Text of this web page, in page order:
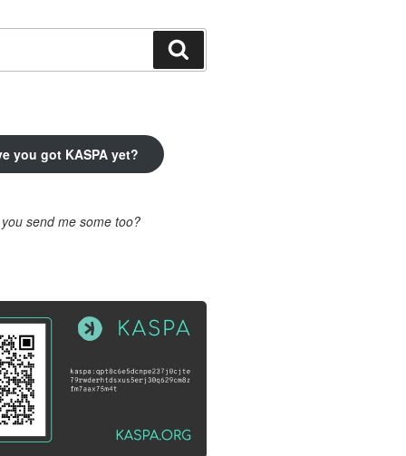
you got KASPA yet?
you send me some too?